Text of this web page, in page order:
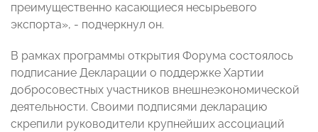
преимущественно касающиеся несырьевого
экспорта», - подчеркнул он.
В рамках программы открытия Форума состоялось
подписание Декларации о поддержке Хартии
добросовестных участников внешнеэкономической
деятельности. Своими подписями декларацию
скрепили руководители крупнейших ассоциаций